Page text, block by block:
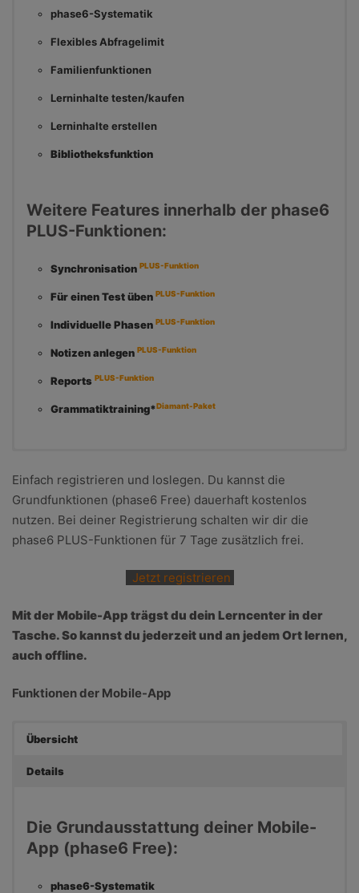
phase6-Systematik
Flexibles Abfragelimit
Familienfunktionen
Lerninhalte testen/kaufen
Lerninhalte erstellen
Bibliotheksfunktion
Weitere Features innerhalb der phase6
PLUS-Funktionen:
Synchronisation PLUS-Funktion
Für einen Test üben PLUS-Funktion
Individuelle Phasen PLUS-Funktion
Notizen anlegen PLUS-Funktion
Reports PLUS-Funktion
Grammatiktraining*Diamant-Paket
Die Grundausstattung deiner Web-
App (phase6 Free):
phase6-Systematik
Wiederholungen in größer werdenden Abständen
Langzeitgedächtnis verankert ist.
Flexibles Abfragelimit
werden, ist auf 100 limitiert. Du kannst das Limit
Abfragen je Lerninhalt.
Familienfunktionen
PLUS-Funktionen), Produkte kaufen und übertragen,
phase6 Silber, phase6 Gold und phase6 Platin
Einfach registrieren und loslegen. Du kannst die
Grundfunktionen (phase6 Free) dauerhaft kostenlos
nutzen. Bei deiner Registrierung schalten wir dir die
phase6 PLUS-Funktionen für 7 Tage zusätzlich frei.
Jetzt registrieren
Mit der Mobile-App trägst du dein Lerncenter in der
Tasche. So kannst du jederzeit und an jedem Ort lernen,
auch offline.
Funktionen der Mobile-App
Übersicht
Details
Die Grundausstattung deiner Mobile-
App (phase6 Free):
phase6-Systematik